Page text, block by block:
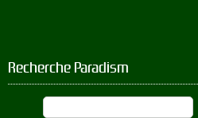
Recherche Paradism